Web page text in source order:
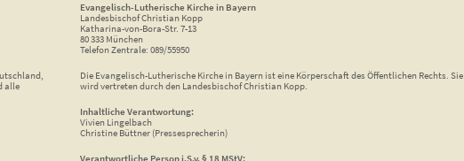
alle
Evangelisch-Lutherische Kirche in Bayern
Landesbischof Christian Kopp
Katharina-von-Bora-Str. 7-13
80 333 München
Telefon Zentrale: 089/55950
Die Evangelisch-Lutherische Kirche in Bayern ist eine Körperschaft des Öffentlichen Rechts. Sie
wird vertreten durch den Landesbischof Christian Kopp.
Inhaltliche Verantwortung:
Vivien Lingelbach
Christine Büttner (Pressesprecherin)